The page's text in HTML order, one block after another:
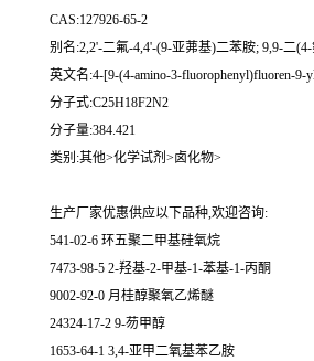
CAS:127926-65-2
别名:2,2'-二氟-4,4'-(9-亚茀基)二苯胺; 9,9-二
英文名:4-[9-(4-amino-3-fluorophenyl)fluoren-9-
分子式:C25H18F2N2
分子量:384.421
类别:其他>化学试剂>卤化物>
生产厂家优惠供应以下品种,欢迎咨询:
541-02-6 环五聚二甲基硅氧烷
7473-98-5 2-羟基-2-甲基-1-苯基-1-丙酮
9002-92-0 月桂醇聚氧乙烯醚
24324-17-2 9-芴甲醇
1653-64-1 3,4-亚甲二氧基苯乙胺